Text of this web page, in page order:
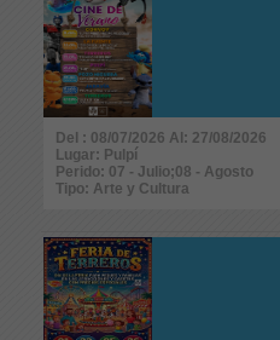
Del : 08/07/2026 Al: 27/08/2026
Lugar: Pulpí
Perido: 07 - Julio;08 - Agosto
Tipo: Arte y Cultura